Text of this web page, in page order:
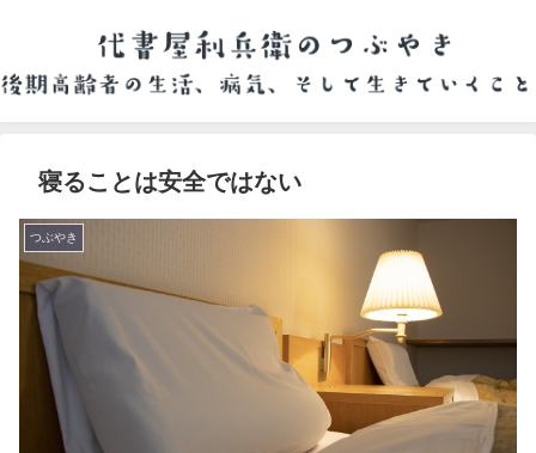
寝ることは安全ではない
つぶやき